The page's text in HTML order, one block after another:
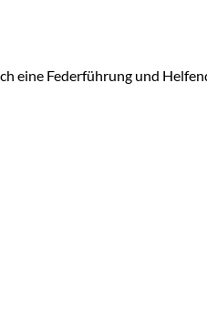
eine Federführung und